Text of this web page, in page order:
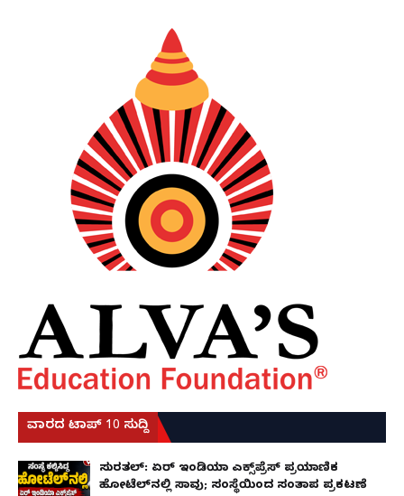
ವಾರದ ಟಾಪ್ 10 ಸುದ್ದಿ
ಸುರತ್ಕಲ್: ಏರ್ ಇಂಡಿಯಾ ಎಕ್ಸ್‌ಪ್ರೆಸ್ ಪ್ರಯಾಣಿಕ
ಹೋಟೆಲ್‌ನಲ್ಲಿ ಸಾವು; ಸಂಸ್ಥೆಯಿಂದ ಸಂತಾಪ ಪ್ರಕಟಣೆ